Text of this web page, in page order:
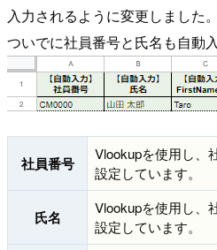
入力されるように変更しました。
ついでに社員番号と氏名も自動
社員番号
Vlookupを使用し、
設定しています。
氏名
Vlookupを使用し、
設定しています。